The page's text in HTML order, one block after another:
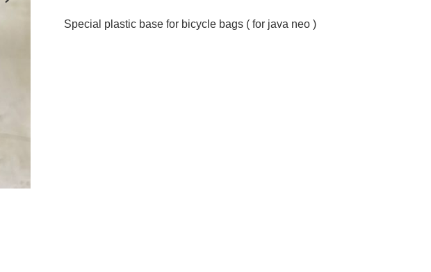
Special plastic base for bicycle bags ( for java neo )